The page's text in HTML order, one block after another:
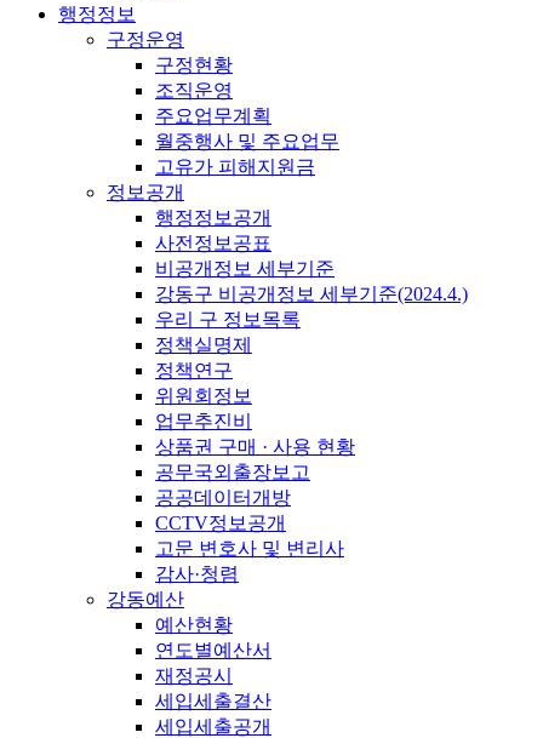
행정정보
구정운영
구정현황
조직운영
주요업무계획
월중행사 및 주요업무
고유가 피해지원금
정보공개
행정정보공개
사전정보공표
비공개정보 세부기준
강동구 비공개정보 세부기준(2024.4.)
우리 구 정보목록
정책실명제
정책연구
위원회정보
업무추진비
상품권 구매 · 사용 현황
공무국외출장보고
공공데이터개방
CCTV정보공개
고문 변호사 및 변리사
감사·청렴
강동예산
예산현황
연도별예산서
재정공시
세입세출결산
세입세출공개